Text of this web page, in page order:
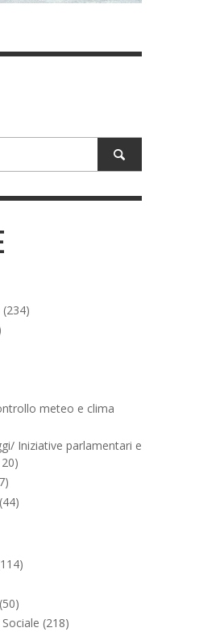
(234)
meteo e clima
Iniziative parlamentari e
(44)
(50)
(218)